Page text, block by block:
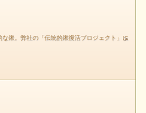
鍬。弊社の「伝統的鍬復活プロジェクト」に